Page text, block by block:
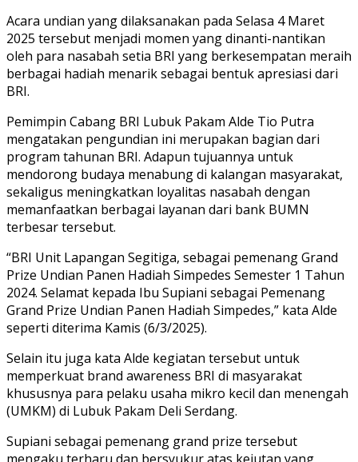
Acara undian yang dilaksanakan pada Selasa 4 Maret
2025 tersebut menjadi momen yang dinanti-nantikan
oleh para nasabah setia BRI yang berkesempatan meraih
berbagai hadiah menarik sebagai bentuk apresiasi dari
BRI.
Pemimpin Cabang BRI Lubuk Pakam Alde Tio Putra
mengatakan pengundian ini merupakan bagian dari
program tahunan BRI. Adapun tujuannya untuk
mendorong budaya menabung di kalangan masyarakat,
sekaligus meningkatkan loyalitas nasabah dengan
memanfaatkan berbagai layanan dari bank BUMN
terbesar tersebut.
“BRI Unit Lapangan Segitiga, sebagai pemenang Grand
Prize Undian Panen Hadiah Simpedes Semester 1 Tahun
2024. Selamat kepada Ibu Supiani sebagai Pemenang
Grand Prize Undian Panen Hadiah Simpedes,” kata Alde
seperti diterima Kamis (6/3/2025).
Selain itu juga kata Alde kegiatan tersebut untuk
memperkuat brand awareness BRI di masyarakat
khususnya para pelaku usaha mikro kecil dan menengah
(UMKM) di Lubuk Pakam Deli Serdang.
Supiani sebagai pemenang grand prize tersebut